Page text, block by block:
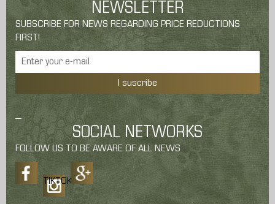
NEWSLETTER
SUBSCRIBE FOR NEWS REGARDING PRICE REDUCTIONS
FIRST!
I suscribe
SOCIAL NETWORKS
FOLLOW US TO BE AWARE OF ALL NEWS.
TIKTOK